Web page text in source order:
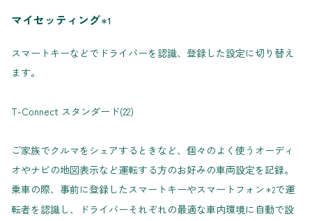
マイセッティング＊1
スマートキーなどでドライバーを認識、登録した設定に切り替え
ます。
T-Connect スタンダード(22)
ご家族でクルマをシェアするときなど、個々のよく使うオーディ
オやナビの地図表示など運転する方のお好みの車両設定を記録。
乗車の際、事前に登録したスマートキーやスマートフォン＊2で運
転者を認識し、ドライバーそれぞれの最適な車内環境に自動で設